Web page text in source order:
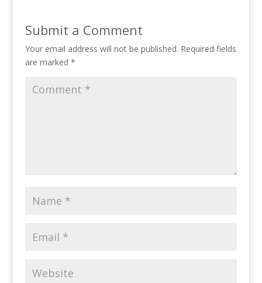
Submit a Comment
Your email address will not be published. Required fields
are marked *